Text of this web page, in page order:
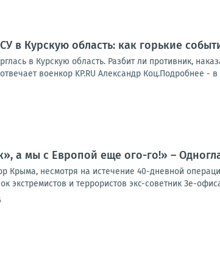
в Курскую область: как горькие
в Курскую область. Разбит ли противник,
военкор KP.RU Александр Коц.Подробнее - в
а мы с Европой еще ого-го!» –
Крыма, несмотря на истечение 40-дневной
экстремистов и террористов экс-советник Зе-